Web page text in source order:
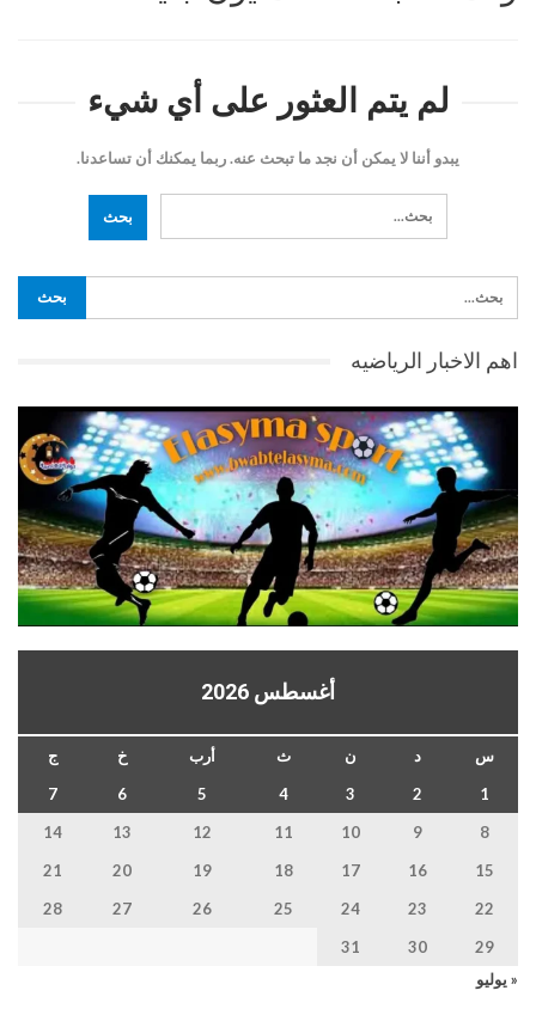
لم يتم العثور على أي شيء
يبدو أننا لا يمكن أن نجد ما تبحث عنه. ربما يمكنك أن تساعدنا.
اهم الاخبار الرياضيه
أغسطس 2026
س د ن ث أرب خ
ج
1
2
3
4
5
6
7
8
9
10
11
12
13
14
15
16
17
18
19
20
21
22
23
24
25
26
27
28
29
30
31
« يوليو